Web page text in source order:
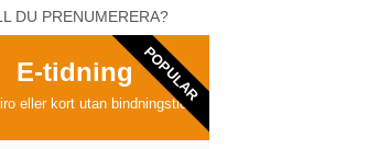
DU PRENUMERERA?
E-tidning
eller kort utan bindningstid
POPULAR